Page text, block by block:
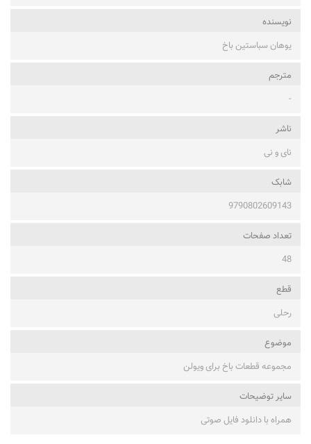
نویسنده
یوهان سباستین باخ
مترجم
-
ناشر
نای و نی
شابک
9790802609143
تعداد صفحات
48
قطع
رحلی
موضوع
مجموعه قطعات باخ برای ویولن
ساير توضيحات
همراه با دانلود فایل صوتی